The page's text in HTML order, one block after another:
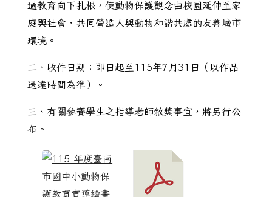
過教育向下扎根，使動物保護觀念由校園延伸至家
庭與社會，共同營造人與動物和諧共處的友善城市
環境。
二、收件日期：即日起至115年7月31日（以作品
送達時間為準）。
三、有關參賽學生之指導老師敘獎事宜，將另行公
布。